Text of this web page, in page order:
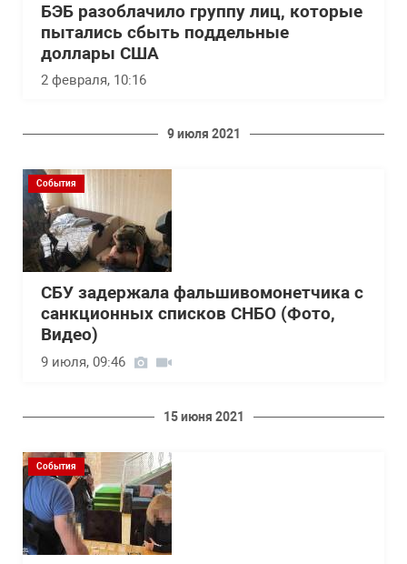
БЭБ разоблачило группу лиц, которые
пытались сбыть поддельные
доллары США
2 февраля, 10:16
9 июля 2021
События
СБУ задержала фальшивомонетчика с
санкционных списков СНБО (Фото,
Видео)
9 июля, 09:46
15 июня 2021
События